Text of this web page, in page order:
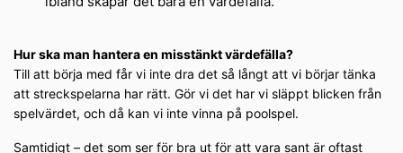
Hur ska man hantera en misstänkt värdefälla?
Till att börja med får vi inte dra det så långt att vi börjar tänka
att streckspelarna har rätt. Gör vi det har vi släppt blicken från
spelvärdet, och då kan vi inte vinna på poolspel.
Samtidigt – det som ser för bra ut för att vara sant är oftast